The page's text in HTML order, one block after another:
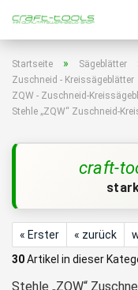
Startseite » Sägeblätter
Zuschneid - Kreissägeblätter
ZQW - Zuschneid-
Stehle „ZQW“ Zuschneid-
craft-
« Erster « zurück
30Artikel in dieser
Stehle „ZQW“